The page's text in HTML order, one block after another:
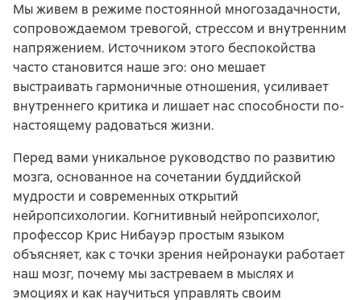
Мы живем в режиме постоянной многозадачности,
сопровождаемом тревогой, стрессом и внутренним
напряжением. Источником этого беспокойства
часто становится наше эго: оно мешает
выстраивать гармоничные отношения, усиливает
внутреннего критика и лишает нас способности по-
настоящему радоваться жизни.
Перед вами уникальное руководство по развитию
мозга, основанное на сочетании буддийской
мудрости и современных открытий
нейропсихологии. Когнитивный нейропсихолог,
профессор Крис Нибауэр простым языком
объясняет, как с точки зрения нейронауки работает
наш мозг, почему мы застреваем в мыслях и
эмоциях и как научиться управлять своим